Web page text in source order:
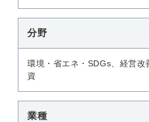
分野
環境・省エネ・SDGs、経営改
資
業種